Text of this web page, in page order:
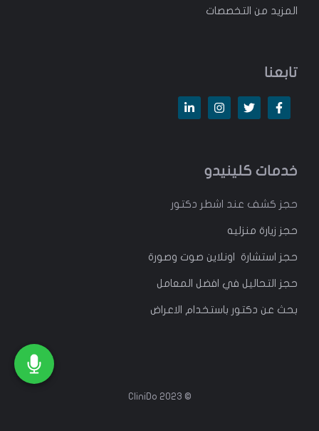
المزيد من التخصصات
تابعنا
خدمات كلينيدو
حجز كشف عند اشطر دكتور
حجز زيارة منزليه
حجز استشارة اونلاين صوت وصورة
حجز التحاليل في افضل المعامل
بحث عن دكتور باستخدام الاعراض
© 2023 CliniDo